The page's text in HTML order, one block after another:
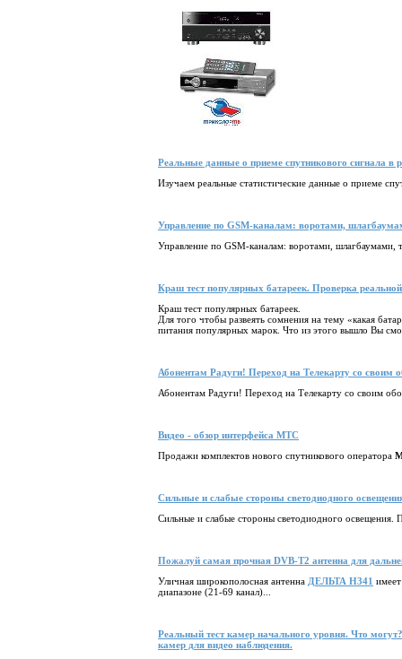
Реальные данные о приеме спутникового сигнала в
Изучаем реальные статистические данные о приеме
Управление по GSM-каналам: воротами,
Управление по GSM-каналам: воротами,
Краш тест популярных батареек. Проверка
Краш тест популярных батареек.
Для того чтобы развеять сомнения на тему «какая
питания популярных марок. Что из этого вышло Вы
Абонентам Радуги! Переход на Телекарту со своим
Абонентам Радуги! Переход на Телекарту со своим
Видео - обзор интерфейса МТС
Продажи комплектов нового спутникового оператора
Сильные и слабые стороны светодиодного
Сильные и слабые стороны светодиодного
Пожалуй самая прочная DVB-T2 антенна для
Уличная широкополосная антенна ДЕЛЬТА Н341
диапазоне (21-69 канал)...
Реальный тест камер начального уровня. Что
камер для видео наблюдения.